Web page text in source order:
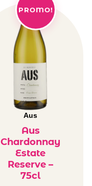
PROMO!
Aus
Aus
Chardonnay
Estate
Reserve –
75cl